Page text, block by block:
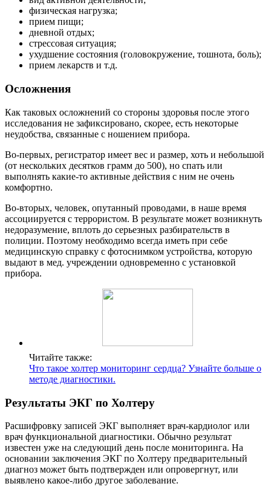
физическая нагрузка;
прием пищи;
дневной отдых;
стрессовая ситуация;
ухудшение состояния (головокружение, тошнота, боль);
прием лекарств и т.д.
Осложнения
Как таковых осложнений со стороны здоровья после этого
исследования не зафиксировано, скорее, есть некоторые
неудобства, связанные с ношением прибора.
Во-первых, регистратор имеет вес и размер, хоть и небольшой
(от нескольких десятков грамм до 500), но спать или
выполнять какие-то активные действия с ним не очень
комфортно.
Во-вторых, человек, опутанный проводами, в наше время
ассоциируется с террористом. В результате может возникнуть
недоразумение, вплоть до серьезных разбирательств в
полиции. Поэтому необходимо всегда иметь при себе
медицинскую справку с фотоснимком устройства, которую
выдают в мед. учреждении одновременно с установкой
прибора.
Читайте также:
Что такое холтер мониторинг сердца? Узнайте больше о
методе диагностики.
Результаты ЭКГ по Холтеру
Расшифровку записей ЭКГ выполняет врач-кардиолог или
врач функциональной диагностики. Обычно результат
известен уже на следующий день после мониторинга. На
основании заключения ЭКГ по Холтеру предварительный
диагноз может быть подтвержден или опровергнут, или
выявлено какое-либо другое заболевание.